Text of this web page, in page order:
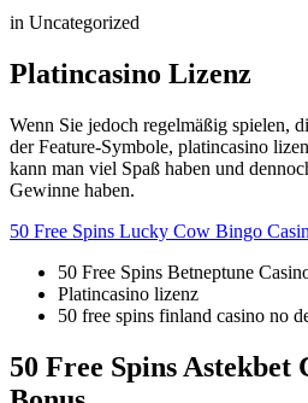
in Uncategorized
Platincasino Lizenz
Wenn Sie jedoch regelmäßig spielen,
der Feature-Symbole, platincasino
kann man viel Spaß haben und
Gewinne haben.
50 Free Spins Lucky Cow Bingo
50 Free Spins Betneptune
Platincasino lizenz
50 free spins finland casino no
50 Free Spins Astekbet